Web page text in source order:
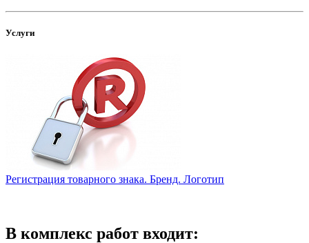
Услуги
Регистрация товарного знака. Бренд. Логотип
В комплекс работ входит: